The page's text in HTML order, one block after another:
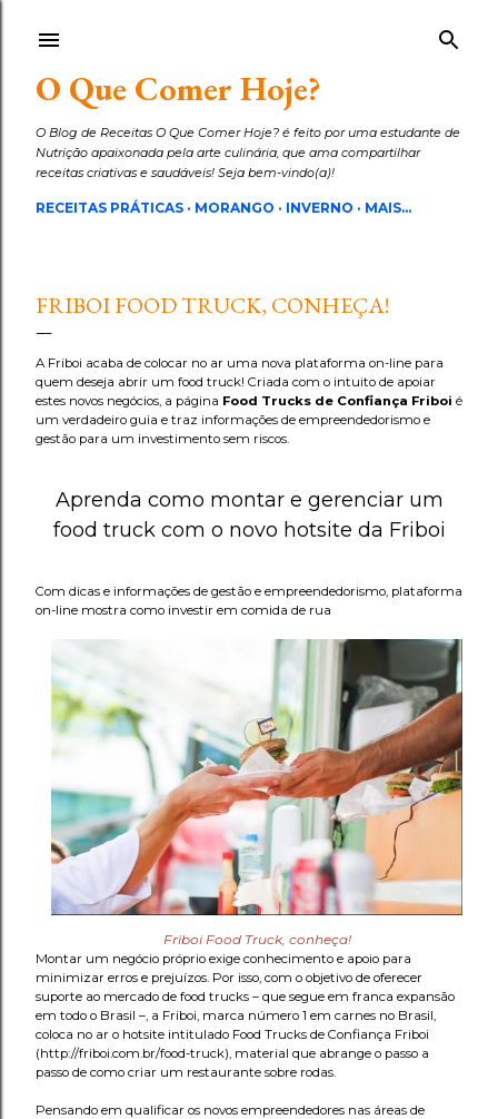
O Que Comer Hoje?
O Blog de Receitas O Que Comer Hoje? é feito por uma estudante de
Nutrição apaixonada pela arte culinária, que ama compartilhar
receitas criativas e saudáveis! Seja bem-vindo(a)!
RECEITAS PRÁTICAS MORANGO INVERNO MAIS…
FRIBOI FOOD TRUCK, CONHEÇA!
A Friboi acaba de colocar no ar uma nova plataforma on-line para
quem deseja abrir um food truck! Criada com o intuito de apoiar
estes novos negócios, a página Food Trucks de Confiança Friboi é
um verdadeiro guia e traz informações de empreendedorismo e
gestão para um investimento sem riscos.
Aprenda como montar e gerenciar um
food truck com o novo hotsite da Friboi
Com dicas e informações de gestão e empreendedorismo, plataforma
on-line mostra como investir em comida de rua
Friboi Food Truck, conheça!
Montar um negócio próprio exige conhecimento e apoio para
minimizar erros e prejuízos. Por isso, com o objetivo de oferecer
suporte ao mercado de food trucks – que segue em franca expansão
em todo o Brasil –, a Friboi, marca número 1 em carnes no Brasil,
coloca no ar o hotsite intitulado Food Trucks de Confiança Friboi
(http://friboi.com.br/food-truck), material que abrange o passo a
passo de como criar um restaurante sobre rodas.
Pensando em qualificar os novos empreendedores nas áreas de